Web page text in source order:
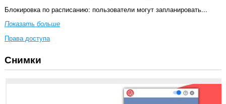
Блокировка по расписанию: пользователи могут запланировать...
Показать больше
Права доступа
У
этого
Снимки